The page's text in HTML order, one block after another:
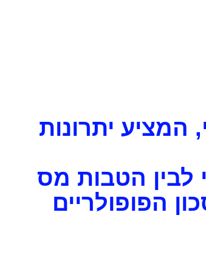
המציע יתרונות
לבין הטבות מס
הפופולריים